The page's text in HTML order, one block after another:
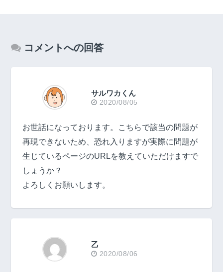
コメントへの回答
サルワカくん
2020/08/05
お世話になっております。こちらで該当の問題が
再現できないため、恐れ入りますが実際に問題が
生じているページのURLを教えていただけますで
しょうか？
よろしくお願いします。
乙
2020/08/06